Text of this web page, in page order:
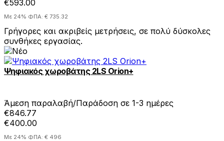
€593.00
Με 24% ΦΠΑ: € 735.32
Γρήγορες και ακριβείς μετρήσεις, σε πολύ δύσκολες
συνθήκες εργασίας.
Ψηφιακός χωροβάτης 2LS Orion+
Άμεση παραλαβή/Παράδοση σε 1-3 ημέρες
€846.77
€400.00
Με 24% ΦΠΑ: € 496